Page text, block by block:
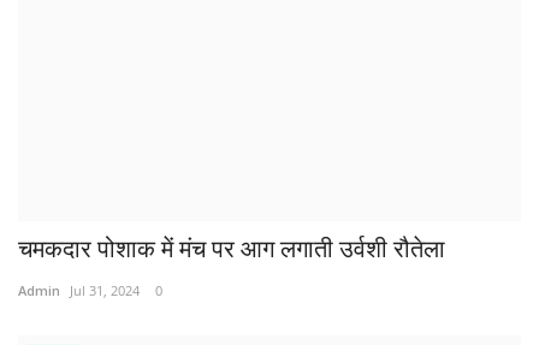
चमकदार पोशाक में मंच पर आग लगाती उर्वशी रौतेला
Admin Jul 31, 2024 0